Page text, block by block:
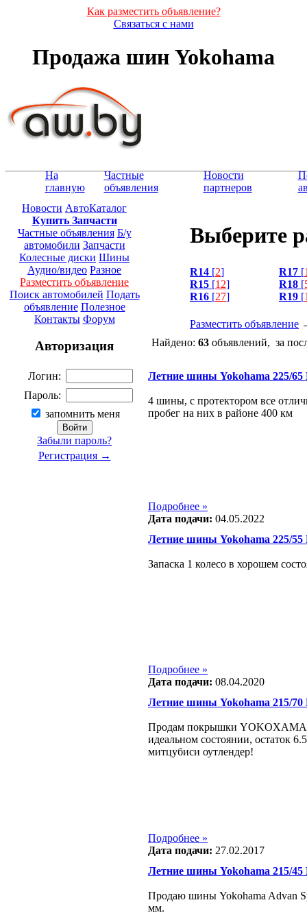
Как разместить объявление?
Связаться с нами
Продажа шин Yokohama
На
главную
Частные
объявления
Новости
партнеров
Новости АвтоКаталог
Купить Запчасти
Частные объявления Б/у
автомобили Запчасти
Колесные диски Шины
Аудио/видео Разное
Разместить объявление
Поиск автомобилей Подать
объявление Полезное
Контакты Форум
Авторизация
Логин:
Пароль:
запомнить меня
Забыли пароль?
Регистрация →
Выберите
R14 [2]
R15 [12]
R16 [27]
R17 [
R18 [
R19 [
Разместить объявление
Найдено: 63объявлений, за
Летние шины Yokohama 225/65
4 шины, с протектором все
пробег на них в районе 400 км
Подробнее »
Дата подачи: 04.05.2022
Летние шины Yokohama 225/55
Запаска 1 колесо в хорошем
Подробнее »
Дата подачи: 08.04.2020
Летние шины Yokohama 215/70
Продам покрышки YOKOXAMA
идеальном состоянии, остаток
митцубиси оутлендер!
Подробнее »
Дата подачи: 27.02.2017
Летние шины Yokohama 215/45
Продаю шины Yokohama Advan
мм.